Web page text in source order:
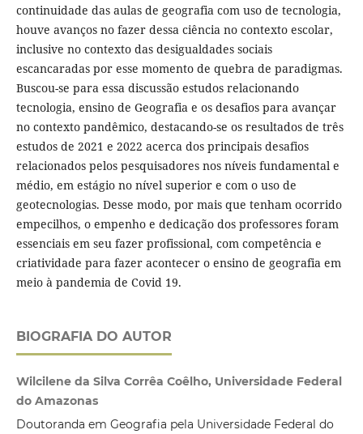
continuidade das aulas de geografia com uso de tecnologia,
houve avanços no fazer dessa ciência no contexto escolar,
inclusive no contexto das desigualdades sociais
escancaradas por esse momento de quebra de paradigmas.
Buscou-se para essa discussão estudos relacionando
tecnologia, ensino de Geografia e os desafios para avançar
no contexto pandêmico, destacando-se os resultados de três
estudos de 2021 e 2022 acerca dos principais desafios
relacionados pelos pesquisadores nos níveis fundamental e
médio, em estágio no nível superior e com o uso de
geotecnologias. Desse modo, por mais que tenham ocorrido
empecilhos, o empenho e dedicação dos professores foram
essenciais em seu fazer profissional, com competência e
criatividade para fazer acontecer o ensino de geografia em
meio à pandemia de Covid 19.
BIOGRAFIA DO AUTOR
Wilcilene da Silva Corrêa Coêlho, Universidade Federal
do Amazonas
Doutoranda em Geografia pela Universidade Federal do